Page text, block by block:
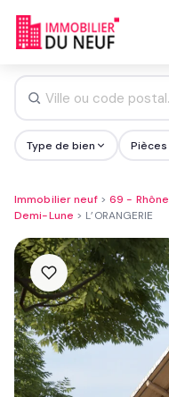
Type de bien Pièces
Immobilier neuf> 69 - Rhône
Demi-Lune > L’ORANGERIE